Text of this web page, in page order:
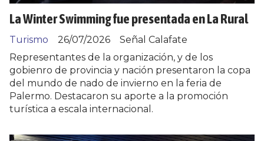
La Winter Swimming fue presentada en La Rural
Señal Calafate
Turismo
26/07/2026
Representantes de la organización, y de los
gobienro de provincia y nación presentaron la copa
del mundo de nado de invierno en la feria de
Palermo. Destacaron su aporte a la promoción
turística a escala internacional.